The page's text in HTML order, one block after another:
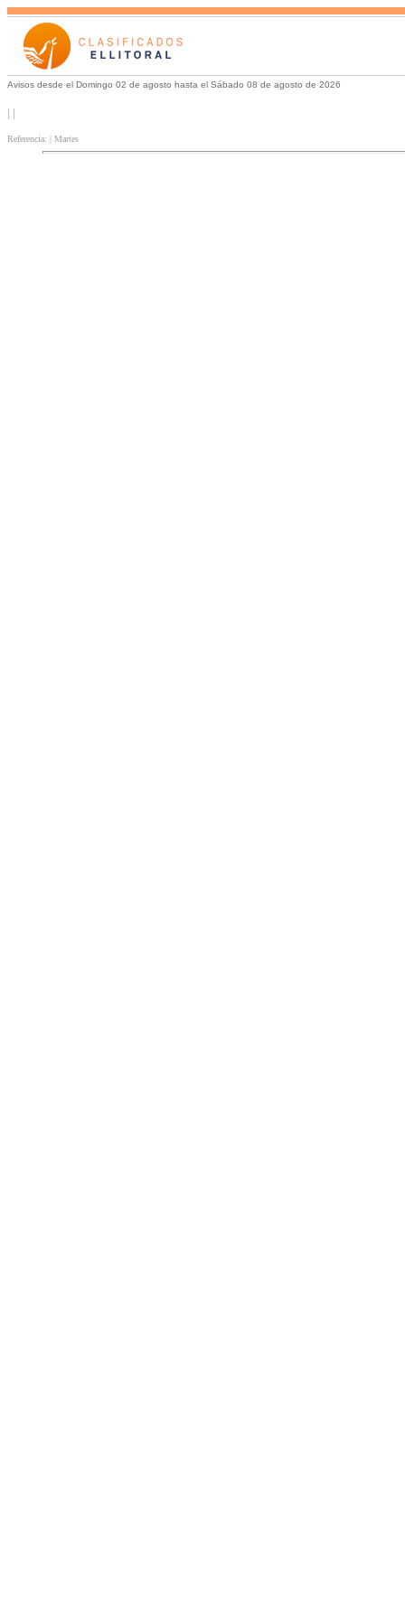
Avisos desde el Domingo 02 de agosto hasta el Sábado 08 de agosto de 2026
| |
Referencia: | Martes